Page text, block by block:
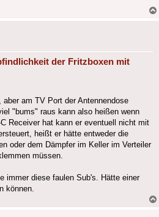
der Fritzboxen mit
am TV Port der Antennendose
"bums" raus kann also heißen wenn
Receiver hat kann er eventuell nicht mit
heißt er hätte entweder die
oder dem Dämpfer im Keller im Verteiler
müssen.
immer diese faulen Sub's. Hätte einer
können.